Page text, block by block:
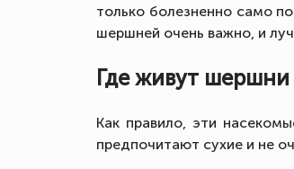
только болезненно само
шершней очень важно, и
Где живут
Как правило, эти
предпочитают сухие и не